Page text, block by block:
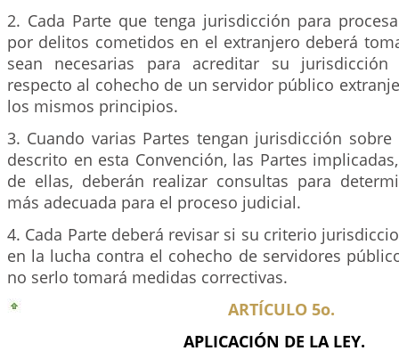
2. Cada Parte que tenga jurisdicción para
por delitos cometidos en el extranjero deberá
sean necesarias para acreditar su
respecto al cohecho de un servidor público
los mismos principios.
3. Cuando varias Partes tengan jurisdicción
descrito en esta Convención, las Partes
de ellas, deberán realizar consultas para
más adecuada para el proceso judicial.
4. Cada Parte deberá revisar si su criterio
en la lucha contra el cohecho de servidores
no serlo tomará medidas correctivas.
ARTÍCULO 5o.
APLICACIÓN DE LA LEY.